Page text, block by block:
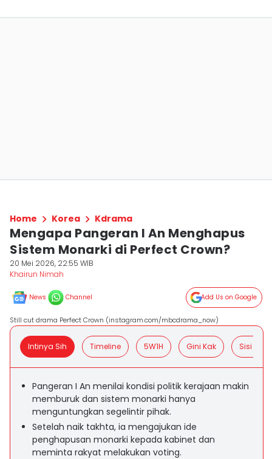
Home Korea Kdrama
Mengapa Pangeran I An Menghapus
Sistem Monarki di Perfect Crown?
20 Mei 2026, 22:55 WIB
Khairun Nimah
News Channel Add Us on Google
Still cut drama Perfect Crown (instagram.com/mbcdrama_now)
Intinya Sih Timeline 5W1H Gini Kak Sisi
Pangeran I An menilai kondisi politik kerajaan makin
memburuk dan sistem monarki hanya
menguntungkan segelintir pihak.
Setelah naik takhta, ia mengajukan ide
penghapusan monarki kepada kabinet dan
meminta rakyat melakukan voting.